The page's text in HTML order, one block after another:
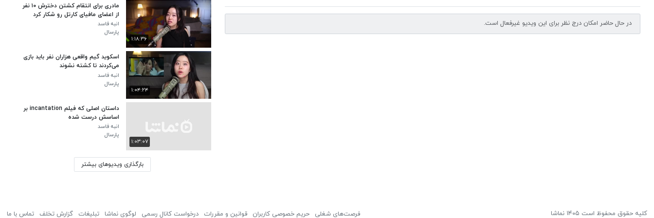
در حال حاضر امکان درج نظر برای این ویدیو غیرفعال است.
۱:۱۸:۳۶
مادری برای انتقام کشتن دخترش ۱۰ نفر
از اعضای مافیای کارتل رو شکار کرد
انبه فاسد
پارسال
۱:۰۴:۲۴
اسکوید گیم واقعی هزاران نفر باید بازی
می‌کردند تا کشته نشوند
انبه فاسد
پارسال
۱:۰۳:۰۷
داستان اصلی که فیلم incantation بر
اساسش درست شده
انبه فاسد
پارسال
بارگذاری ویدیوهای بیشتر
کلیه حقوق محفوظ است ۱۴۰۵ نماشا فرصت‌های شغلی حریم خصوصی کاربران قوانین و مقررات درخواست کانال رسمی لوگوی نماشا تبلیغات گزارش تخلف تماس با ما